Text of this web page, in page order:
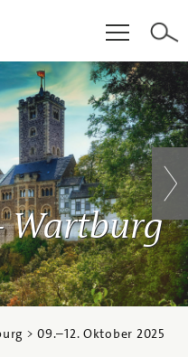
Einstellungen
Wartburg
>09.–12. Oktober 2025